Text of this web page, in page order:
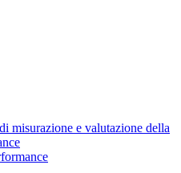
misurazione e valutazione della